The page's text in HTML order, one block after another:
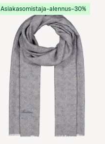
Asiakasomistaja-alennus−30%